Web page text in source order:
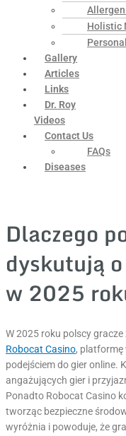
Holistic
Gallery
Articles
Links
Dr. Roy
Videos
Contact Us
FAQs
Diseases
Dlaczego
dyskutują
w 2025
W 2025 roku polscy
Robocat Casino,
podejściem do gier online.
angażujących gier i
Ponadto Robocat Casino
tworząc bezpieczne
wyróżnia i powoduje, że